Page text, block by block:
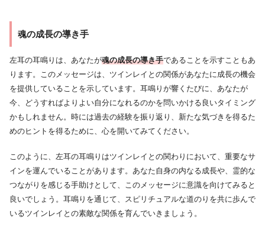
魂の成長の導き手
左耳の耳鳴りは、あなたが魂の成長の導き手であることを示すこともあ
ります。このメッセージは、ツインレイとの関係があなたに成長の機会
を提供していることを示しています。耳鳴りが響くたびに、あなたが
今、どうすればよりよい自分になれるのかを問いかける良いタイミング
かもしれません。時には過去の経験を振り返り、新たな気づきを得るた
めのヒントを得るために、心を開いてみてください。
このように、左耳の耳鳴りはツインレイとの関わりにおいて、重要なサ
インを運んでいることがあります。あなた自身の内なる成長や、霊的な
つながりを感じる手助けとして、このメッセージに意識を向けてみると
良いでしょう。耳鳴りを通じて、スピリチュアルな道のりを共に歩んで
いるツインレイとの素敵な関係を育んでいきましょう。